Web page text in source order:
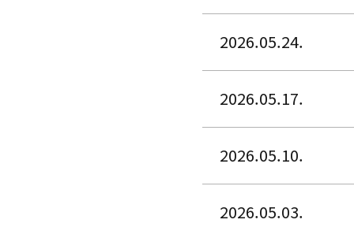
2026.05.24.
2026.05.17.
2026.05.10.
2026.05.03.